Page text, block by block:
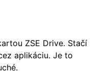
ZSE Drive. Stačí
aplikáciu. Je to